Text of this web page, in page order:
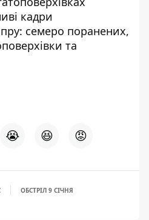
кадри
семеро поранених,
та
😭 😆 😡
ОБСТРІЛ 9 СІЧНЯ